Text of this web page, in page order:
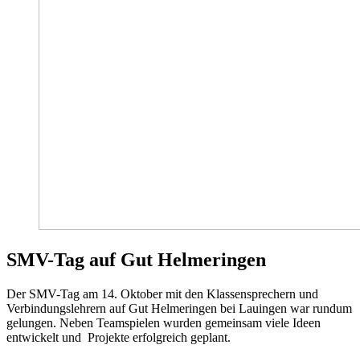
SMV-Tag auf Gut Helmeringen
Der SMV-Tag am 14. Oktober mit den Klassensprechern und
Verbindungslehrern auf Gut Helmeringen bei Lauingen war rundum
gelungen. Neben Teamspielen wurden gemeinsam viele Ideen
entwickelt und Projekte erfolgreich geplant.